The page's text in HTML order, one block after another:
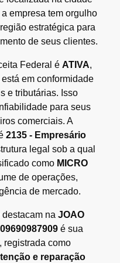
a empresa tem orgulho
estratégica para
de seus clientes.
Federal é ATIVA,
em conformidade
e tributárias. Isso
para seus
comerciais. A
2135 - Empresário
legal sob a qual
como MICRO
de operações,
de mercado.
na JOAO
é sua
registrada como
e reparação